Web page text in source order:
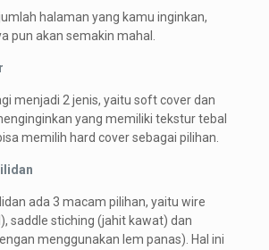
halaman yang kamu inginkan,
pun akan semakin mahal.
menjadi 2 jenis, yaitu soft cover dan
yang memiliki tekstur tebal
memilih hard cover sebagai pilihan.
ada 3 macam pilihan, yaitu wire
saddle stiching (jahit kawat) dan
menggunakan lem panas). Hal ini